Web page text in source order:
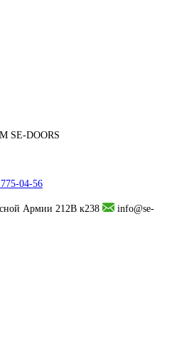
SE-DOORS
04-56
Армии 212В к238
info@se-